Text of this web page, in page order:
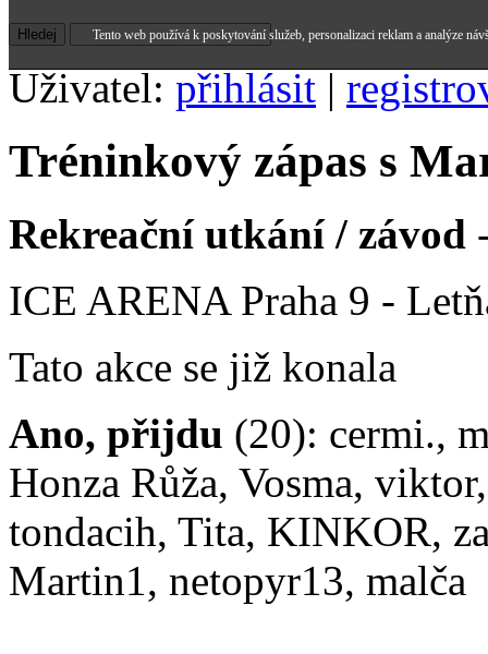
Uživatel: přihlásit |
Tréninkový zápas s
Rekreační utkání / závod
ICE ARENA Praha 9 -
Tato akce se již konala
Ano, přijdu (20): cermi.,
Honza Růža, Vosma,
tondacih, Tita, KINKOR,
Martin1, netopyr13, malča
Tento web používá k poskytování služeb, personalizaci reklam a analýze